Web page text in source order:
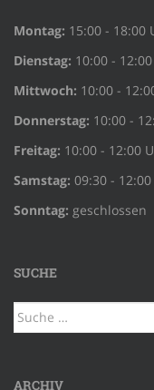
Montag: 15:00 - 18:00
Dienstag: 10:00 -
Mittwoch: 10:00 -
Donnerstag: 10:00 -
Freitag: 10:00 - 12:00
Samstag: 09:30 -
Sonntag: geschlossen
SUCHE
Suche
nach:
ARCHIV